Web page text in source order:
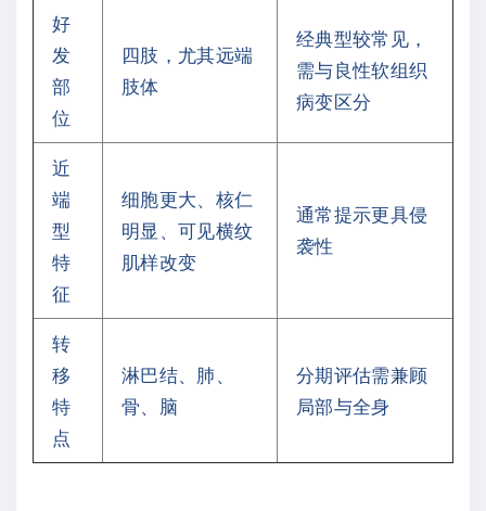
好
发
部
位
四肢，尤其远端
肢体
经典型较常见，
需与良性软组织
病变区分
近
端
型
特
征
细胞更大、核仁
明显、可见横纹
肌样改变
通常提示更具侵
袭性
转
移
特
点
淋巴结、肺、
骨、脑
分期评估需兼顾
局部与全身